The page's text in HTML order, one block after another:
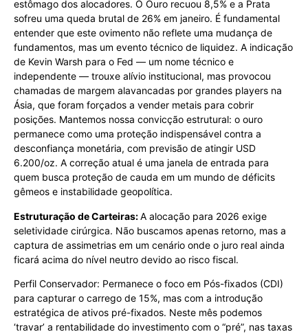
estômago dos alocadores. O Ouro recuou 8,5% e a Prata
sofreu uma queda brutal de 26% em janeiro. É fundamental
entender que este ovimento não reflete uma mudança de
fundamentos, mas um evento técnico de liquidez. A indicação
de Kevin Warsh para o Fed — um nome técnico e
independente — trouxe alívio institucional, mas provocou
chamadas de margem alavancadas por grandes players na
Ásia, que foram forçados a vender metais para cobrir
posições. Mantemos nossa convicção estrutural: o ouro
permanece como uma proteção indispensável contra a
desconfiança monetária, com previsão de atingir USD
6.200/oz. A correção atual é uma janela de entrada para
quem busca proteção de cauda em um mundo de déficits
gêmeos e instabilidade geopolítica.
Estruturação de Carteiras:A alocação para 2026 exige
seletividade cirúrgica. Não buscamos apenas retorno, mas a
captura de assimetrias em um cenário onde o juro real ainda
ficará acima do nível neutro devido ao risco fiscal.
Perfil Conservador: Permanece o foco em Pós-fixados (CDI)
para capturar o carrego de 15%, mas com a introdução
estratégica de ativos pré-fixados. Neste mês podemos
‘travar’ a rentabilidade do investimento com o “pré”, nas taxas